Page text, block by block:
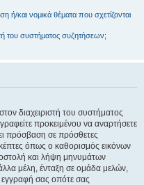
ή/και νομικά θέματα που σχετίζονται
του συστήματος συζητήσεων;
διαχειριστή του συστήματος
προκειμένου να αναρτήσετε
πρόσβαση σε πρόσθετες
όπως ο καθορισμός εικόνων
και λήψη μηνυμάτων
μέλη, ένταξη σε ομάδα μελών,
εγγραφή σας οπότε σας